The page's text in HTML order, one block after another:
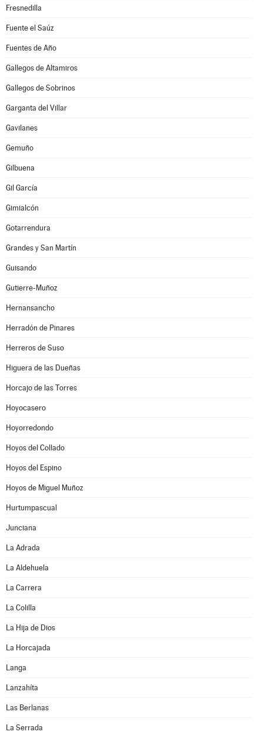
Fresnedilla
Fuente el Saúz
Fuentes de Año
Gallegos de Altamiros
Gallegos de Sobrinos
Garganta del Villar
Gavilanes
Gemuño
Gilbuena
Gil García
Gimialcón
Gotarrendura
Grandes y San Martín
Guisando
Gutierre-Muñoz
Hernansancho
Herradón de Pinares
Herreros de Suso
Higuera de las Dueñas
Horcajo de las Torres
Hoyocasero
Hoyorredondo
Hoyos del Collado
Hoyos del Espino
Hoyos de Miguel Muñoz
Hurtumpascual
Junciana
La Adrada
La Aldehuela
La Carrera
La Colilla
La Hija de Dios
La Horcajada
Langa
Lanzahíta
Las Berlanas
La Serrada